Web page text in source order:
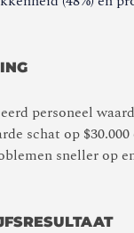
personeel
schat op
sneller op